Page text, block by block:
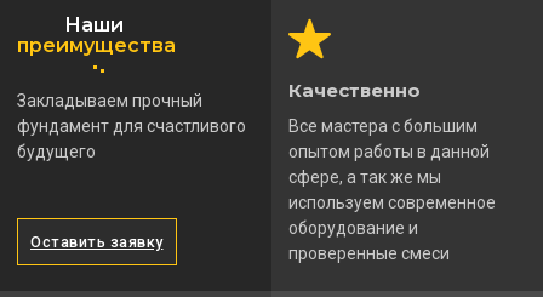
Наши
преимущества
Закладываем прочный
фундамент для счастливого
будущего
Оставить заявку
Качественно
Все мастера с большим
опытом работы в данной
сфере, а так же мы
используем современное
оборудование и
проверенные смеси